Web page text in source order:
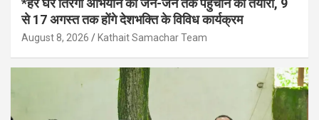
*हर घर तिरंगा अभियान को जन-जन तक पहुंचाने की तैयारी, 9
से 17 अगस्त तक होंगे देशभक्ति के विविध कार्यक्रम
August 8, 2026 Kathait Samachar Team